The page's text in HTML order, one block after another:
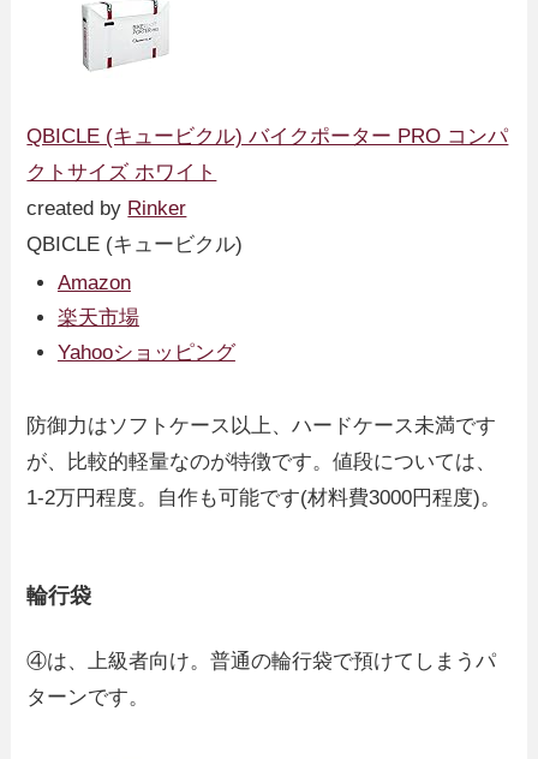
QBICLE (キュービクル) バイクポーター PRO コンパ
クトサイズ ホワイト
created by Rinker
QBICLE (キュービクル)
Amazon
楽天市場
Yahooショッピング
防御力はソフトケース以上、ハードケース未満です
が、比較的軽量なのが特徴です。値段については、
1-2万円程度。自作も可能です(材料費3000円程度)。
輪行袋
④は、上級者向け。普通の輪行袋で預けてしまうパ
ターンです。